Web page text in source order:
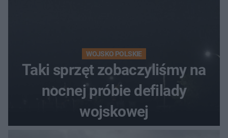
WOJSKO POLSKIE
Taki sprzęt zobaczyliśmy na
nocnej próbie defilady
wojskowej